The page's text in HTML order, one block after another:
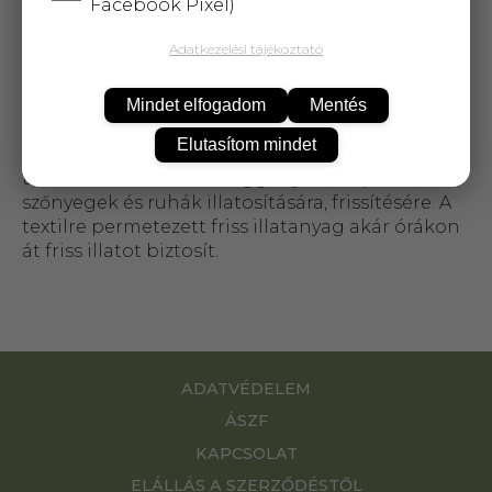
Vízbázisú aeroszol, mely nem tartalmaz
biztonságosan, hatékonyan szagtalanít ezáltal
száradó ruha illat kedvelőinek. Szagsemlegesítő
hatásású. Alkalmas dohány, háziállatok szaga,
füst, szemét és más szerves anyagok szaga ellen,
továbbá használható függönyök, kárpitok,
szőnyegek és ruhák illatosítására, frissítésére. A
textilre permetezett friss illatanyag akár órákon
át friss illatot biztosít.
ADATVÉDELEM
ÁSZF
KAPCSOLAT
ELÁLLÁS A SZERZŐDÉSTŐL
Facebook Pixel)
Adatkezelési tájékoztató
Mindet elfogadom Mentés
Elutasítom mindet